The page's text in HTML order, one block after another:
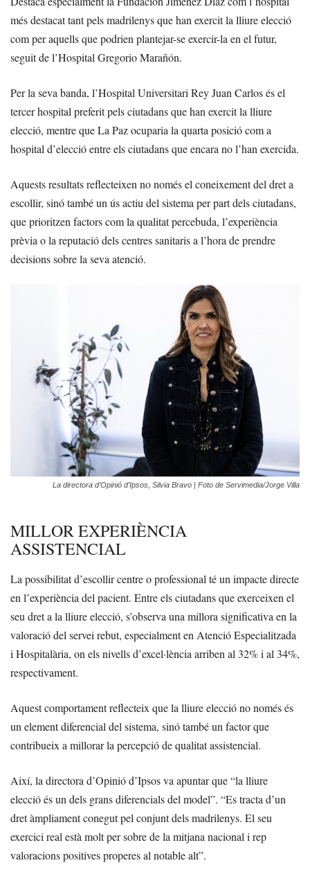
més destacat tant pels madrilenys que han exercit la lliure elecció
com per aquells que podrien plantejar-se exercir-la en el futur,
seguit de l’Hospital Gregorio Marañón.
Per la seva banda, l’Hospital Universitari Rey Juan Carlos és el
tercer hospital preferit pels ciutadans que han exercit la lliure
elecció, mentre que La Paz ocuparia la quarta posició com a
hospital d’elecció entre els ciutadans que encara no l’han exercida.
Aquests resultats reflecteixen no només el coneixement del dret a
escollir, sinó també un ús actiu del sistema per part dels ciutadans,
que prioritzen factors com la qualitat percebuda, l’experiència
prèvia o la reputació dels centres sanitaris a l’hora de prendre
decisions sobre la seva atenció.
La directora d’Opinió d’Ipsos, Silvia Bravo | Foto de Servimedia/Jorge Villa
MILLOR EXPERIÈNCIA
ASSISTENCIAL
La possibilitat d’escollir centre o professional té un impacte directe
en l’experiència del pacient. Entre els ciutadans que exerceixen el
seu dret a la lliure elecció, s’observa una millora significativa en la
valoració del servei rebut, especialment en Atenció Especialitzada
i Hospitalària, on els nivells d’excel·lència arriben al 32% i al 34%,
respectivament.
Aquest comportament reflecteix que la lliure elecció no només és
un element diferencial del sistema, sinó també un factor que
contribueix a millorar la percepció de qualitat assistencial.
Així, la directora d’Opinió d’Ipsos va apuntar que “la lliure
elecció és un dels grans diferencials del model”. “Es tracta d’un
dret àmpliament conegut pel conjunt dels madrilenys. El seu
exercici real està molt per sobre de la mitjana nacional i rep
valoracions positives properes al notable alt”.